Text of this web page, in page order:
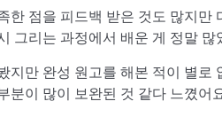
한 점을 피드백 받은 것도 많지만
그리는 과정에서 배운 게 정말 많
지만 완성 원고를 해본 적이 별로
분이 많이 보완된 것 같다 느꼈어